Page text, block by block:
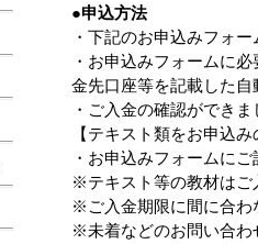
●申込方法
・下記のお申込みフォ
・お申込みフォームに
金先口座等を記載した
・ご入金の確認ができ
【テキスト類をお申込み
・お申込みフォームに
※テキスト等の教材はご
※ご入金期限に間に合わ
※未着などのお問い合わ